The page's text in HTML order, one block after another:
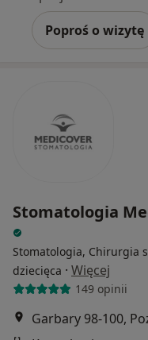
Poproś o wizytę
Stomatologia
Stomatologia, Chirurgia
dziecięca · Więcej
149 opinii
Garbary 98-100,